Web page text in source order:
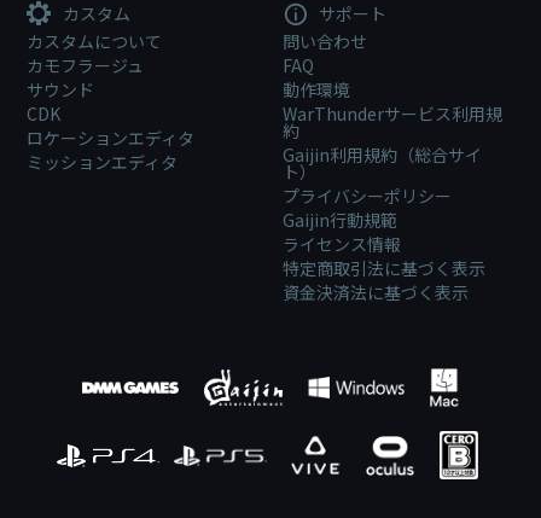
カスタム
カスタムについて
カモフラージュ
サウンド
CDK
ロケーションエディタ
ミッションエディタ
サポート
問い合わせ
FAQ
動作環境
WarThunderサービス利用規
約
Gaijin利用規約（総合サイ
ト）
プライバシーポリシー
Gaijin行動規範
ライセンス情報
特定商取引法に基づく表示
資金決済法に基づく表示